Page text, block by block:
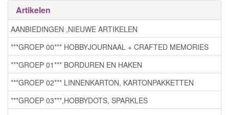
Artikelen
AANBIEDINGEN ,NIEUWE ARTIKELEN
***GROEP 00*** HOBBYJOURNAAL + CRAFTED MEMORIES
***GROEP 01*** BORDUREN EN HAKEN
***GROEP 02*** LINNENKARTON, KARTONPAKKETTEN
***GROEP 03***,HOBBYDOTS, SPARKLES